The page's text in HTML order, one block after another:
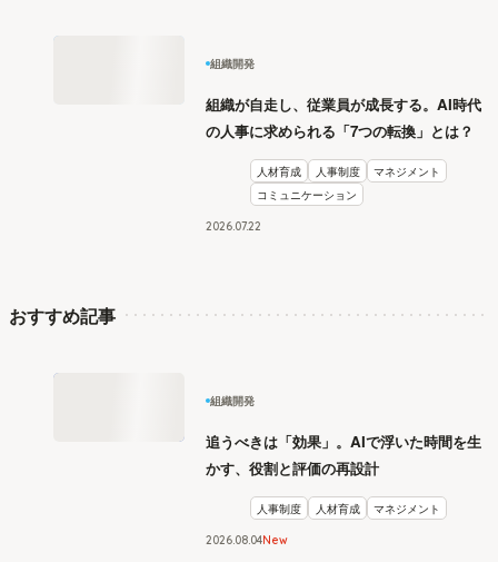
組織開発
組織が自走し、従業員が成長する。AI時代
の人事に求められる「7つの転換」とは？
人材育成 人事制度
マネジメント
コミュニケーション
2026.0722
おすすめ記事
組織開発
追うべきは「効果」。AIで浮いた時間を生
かす、役割と評価の再設計
人事制度 人材育成 マネジメント
2026.08 04New